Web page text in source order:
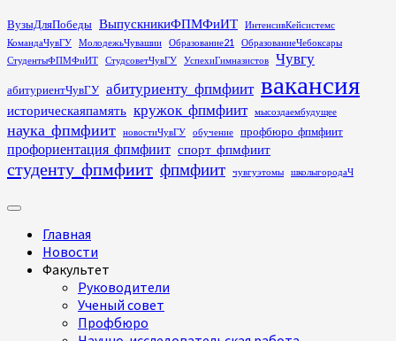
Перейти
к
содержимому
ВузыДляПобеды ВыпускникиФПМФиИТ
ИнтенсивКейсистемс
КомандаЧувГУ
МолодежьЧувашии Образование21
ОбразованиеЧебоксары
СтудентыФПМФиИТ
СтудсоветЧувГУ УспехиГимназистов Чувгу
абитуриентЧувГУ абитуриенту_фпмфиит вакансия
историческаяпамять кружок_фпмфиит мысоздаембудущее
наука_фпмфиит новостиЧувГУ обучение профбюро_фпмфиит
профориентация_фпмфиит спорт_фпмфиит
студенту_фпмфиит фпмфиит чувгуэтомы школыгородаЧ
Основное
Главная
Новости
Факультет
Руководители
Ученый совет
Профбюро